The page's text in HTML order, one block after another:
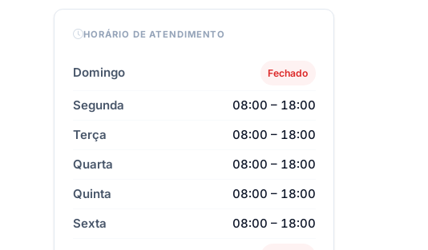
HORÁRIO DE ATENDIMENTO
Domingo Fechado
Segunda
08:00 – 18:00
Terça
08:00 – 18:00
Quarta
08:00 – 18:00
Quinta
08:00 – 18:00
Sexta
08:00 – 18:00